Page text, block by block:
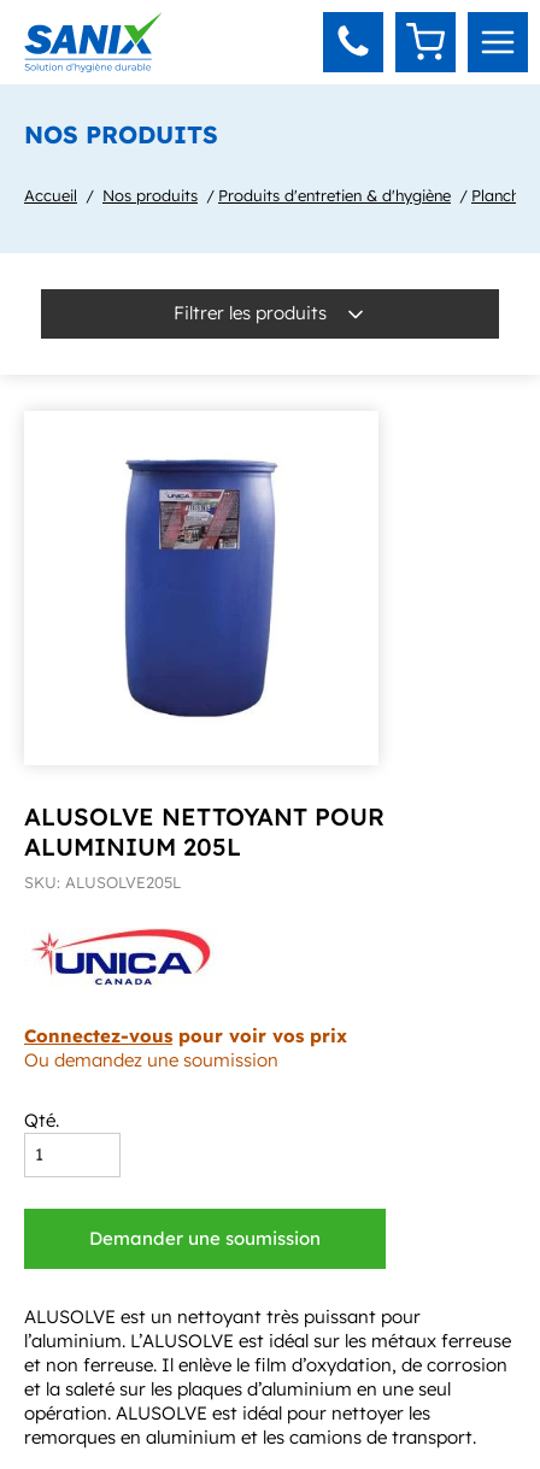
Panneau de gestion des cookies
NOS PRODUITS
Accueil Nos produits Produits d'entretien & d'hygiène
Filtrer les produits
ALUSOLVE NETTOYANT POUR
ALUMINIUM 205L
SKU: ALUSOLVE205L
Connectez-vous pour voir vos prix
Ou demandez une soumission
Qté.
Demander une soumission
ALUSOLVE est un nettoyant très puissant pour
l’aluminium. L’ALUSOLVE est idéal sur les métaux ferreuse
et non ferreuse. Il enlève le film d’oxydation, de corrosion
et la saleté sur les plaques d’aluminium en une seul
opération. ALUSOLVE est idéal pour nettoyer les
remorques en aluminium et les camions de transport.